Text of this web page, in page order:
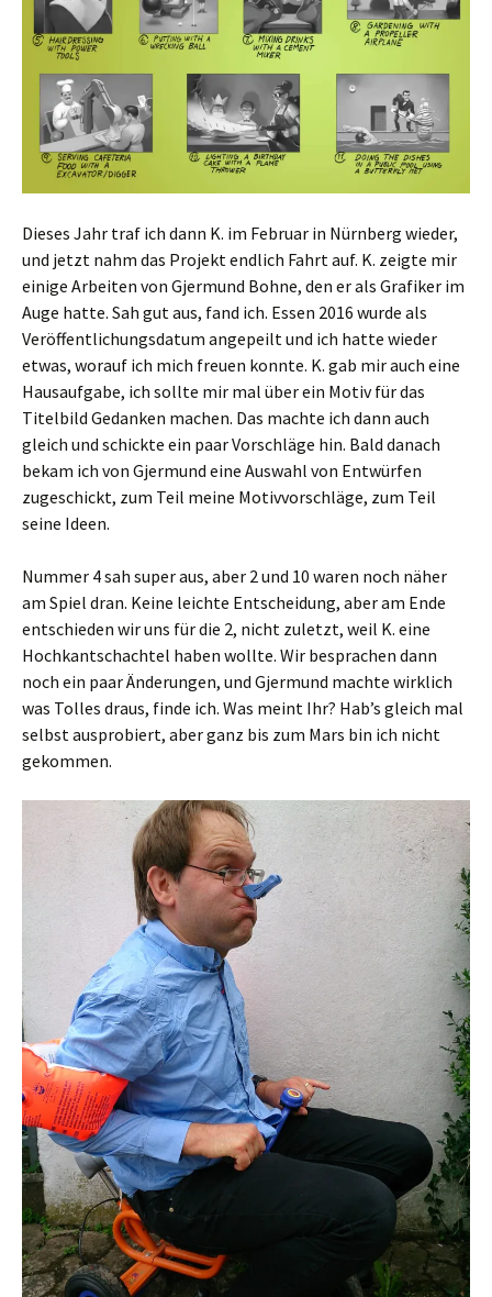
Dieses Jahr traf ich dann K. im Februar in Nürnberg wieder,
und jetzt nahm das Projekt endlich Fahrt auf. K. zeigte mir
einige Arbeiten von Gjermund Bohne, den er als Grafiker im
Auge hatte. Sah gut aus, fand ich. Essen 2016 wurde als
Veröffentlichungsdatum angepeilt und ich hatte wieder
etwas, worauf ich mich freuen konnte. K. gab mir auch eine
Hausaufgabe, ich sollte mir mal über ein Motiv für das
Titelbild Gedanken machen. Das machte ich dann auch
gleich und schickte ein paar Vorschläge hin. Bald danach
bekam ich von Gjermund eine Auswahl von Entwürfen
zugeschickt, zum Teil meine Motivvorschläge, zum Teil
seine Ideen.
Nummer 4 sah super aus, aber 2 und 10 waren noch näher
am Spiel dran. Keine leichte Entscheidung, aber am Ende
entschieden wir uns für die 2, nicht zuletzt, weil K. eine
Hochkantschachtel haben wollte. Wir besprachen dann
noch ein paar Änderungen, und Gjermund machte wirklich
was Tolles draus, finde ich. Was meint Ihr? Hab’s gleich mal
selbst ausprobiert, aber ganz bis zum Mars bin ich nicht
gekommen.